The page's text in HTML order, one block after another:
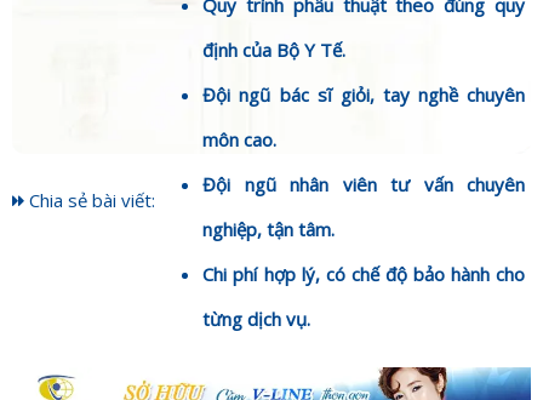
Quy trình phẫu thuật theo đúng quy
định của Bộ Y Tế.
Đội ngũ bác sĩ giỏi, tay nghề chuyên
môn cao.
Đội ngũ nhân viên tư vấn chuyên
nghiệp, tận tâm.
Chi phí hợp lý, có chế độ bảo hành cho
từng dịch vụ.
Chia sẻ bài viết: